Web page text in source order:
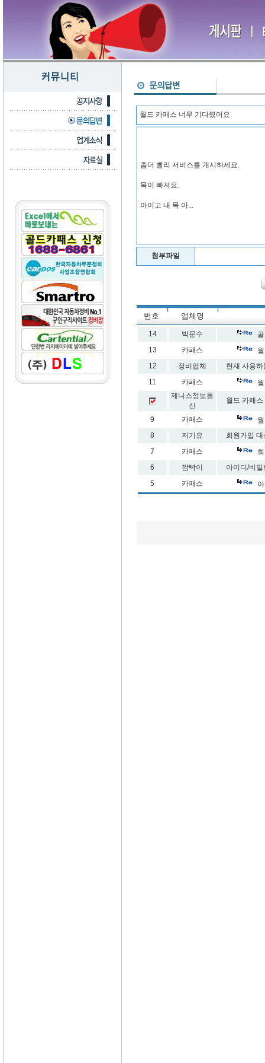
월드 카패스 너무 기다렸어요
좀더 빨리 서비스를 개시하세요.
목이 빠져요.
아이고 내 목 아...
첨부파일
번호 업체명
14 박문수
13
카패스
12
정비업체
현재 사용
11
카패스
제니스정보통
신
월드 카패
9 카패스
8
저기요
회원가입
7
카패스
6
깜빡이
아이디/비
5
카패스